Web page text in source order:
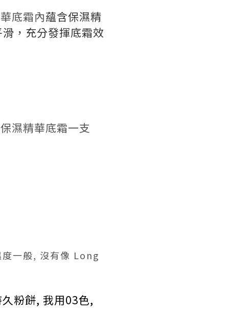
底霜內蘊含保濕精
，充分發揮底霜效
濕精華底霜一支
一般, 沒有像 Long
粉餅, 我用03色,